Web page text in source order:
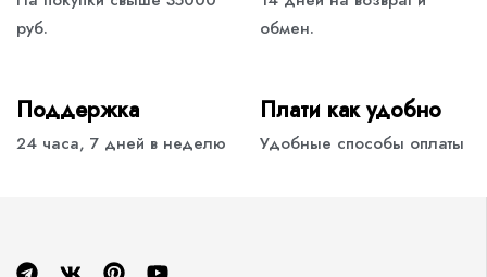
руб.
обмен.
Поддержка
24 часа, 7 дней в неделю
Плати как удобно
Удобные способы оплаты